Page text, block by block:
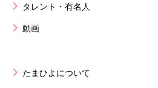
タレント・有名人
動画
たまひよについて